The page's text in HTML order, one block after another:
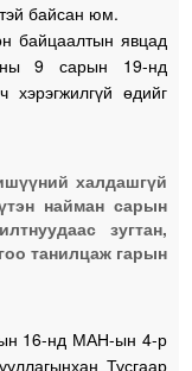
байсан юм.
байцаалтын явцад
9 сарын 19-нд
хэрэгжилгүй өдийг
халдашгүй
найман сарын
зугтан,
танилцаж гарын
16-нд МАН-ын 4-р
Тусгаар